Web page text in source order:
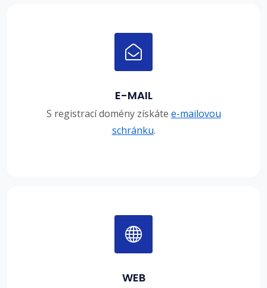
E-MAIL
S registrací domény získáte e-mailovou
schránku.
WEB